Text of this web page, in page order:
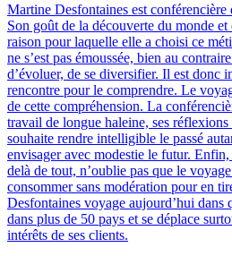
Martine Desfontaines est conférencière
Son goût de la découverte du monde
raison pour laquelle elle a choisi ce
ne s’est pas émoussée, bien au
d’évoluer, de se diversifier. Il est donc
rencontre pour le comprendre. Le
de cette compréhension. La
travail de longue haleine, ses
souhaite rendre intelligible le passé
envisager avec modestie le futur.
delà de tout, n’oublie pas que le
consommer sans modération pour en
Desfontaines voyage aujourd’hui dans
dans plus de 50 pays et se déplace
intérêts de ses clients.